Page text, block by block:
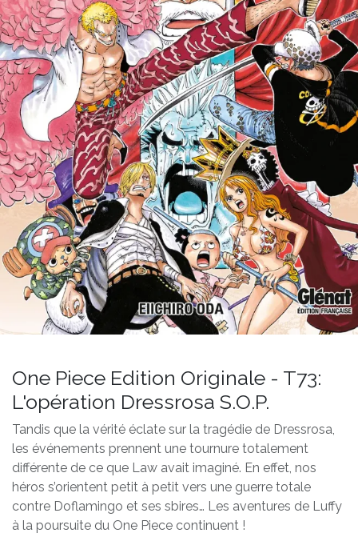
One Piece Edition Originale - T73:
L'opération Dressrosa S.O.P.
Tandis que la vérité éclate sur la tragédie de Dressrosa,
les événements prennent une tournure totalement
différente de ce que Law avait imaginé. En effet, nos
héros s’orientent petit à petit vers une guerre totale
contre Doflamingo et ses sbires… Les aventures de Luffy
à la poursuite du One Piece continuent !